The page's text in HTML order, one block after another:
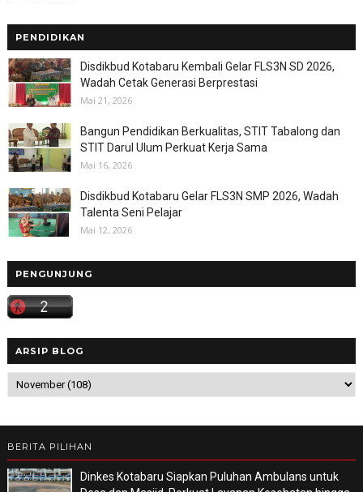
PENDIDIKAN
Disdikbud Kotabaru Kembali Gelar FLS3N SD 2026,
Wadah Cetak Generasi Berprestasi
Mai 21, 2026
Bangun Pendidikan Berkualitas, STIT Tabalong dan
STIT Darul Ulum Perkuat Kerja Sama
Mai 16, 2026
Disdikbud Kotabaru Gelar FLS3N SMP 2026, Wadah
Talenta Seni Pelajar
Mai 12, 2026
PENGUNJUNG
ARSIP BLOG
BERITA PILIHAN
Dinkes Kotabaru Siapkan Puluhan Ambulans untuk